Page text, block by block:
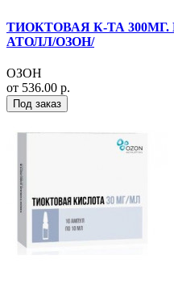
ТИОКТОВАЯ К-ТА 300МГ.
АТОЛЛ/ОЗОН/
ОЗОН
от 536.00 р.
Под заказ